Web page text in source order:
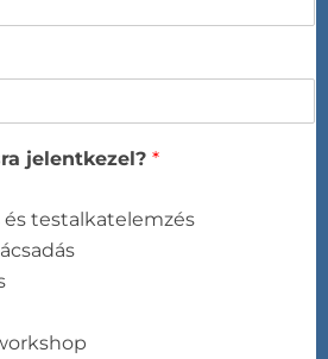
jelentkezel? *
és testalkatelemzés​